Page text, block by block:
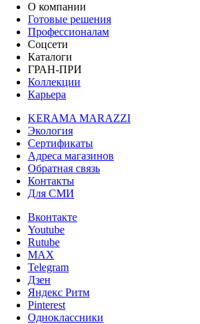
О компании
Готовые решения
Профессионалам
Соцсети
Каталоги
ГРАН-ПРИ
Коллекции
Карьера
KERAMA MARAZZI
Экология
Сертификаты
Адреса магазинов
Обратная связь
Контакты
Для СМИ
Вконтакте
Youtube
Rutube
MAX
Telegram
Дзен
Яндекс Ритм
Pinterest
Одноклассники